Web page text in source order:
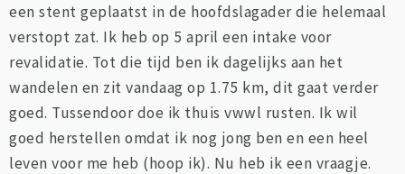
een stent geplaatst in de hoofdslagader die helemaal
verstopt zat. Ik heb op 5 april een intake voor
revalidatie. Tot die tijd ben ik dagelijks aan het
wandelen en zit vandaag op 1.75 km, dit gaat verder
goed. Tussendoor doe ik thuis vwwl rusten. Ik wil
goed herstellen omdat ik nog jong ben en een heel
leven voor me heb (hoop ik). Nu heb ik een vraagje.